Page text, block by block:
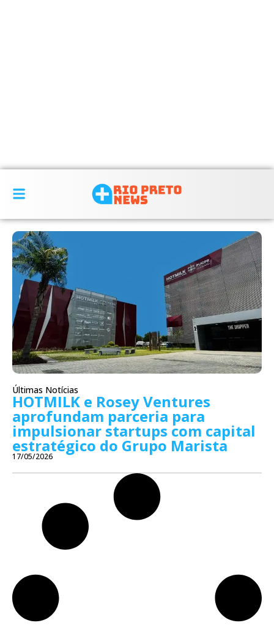
Últimas Notícias
HOTMILK e Rosey Ventures
aprofundam parceria para
impulsionar startups com capital
estratégico do Grupo Marista
17/05/2026